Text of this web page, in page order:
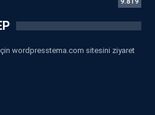
wordpresstema.com sitesini ziyaret